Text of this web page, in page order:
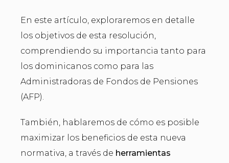
En este artículo, exploraremos en detalle
los objetivos de esta resolución,
comprendiendo su importancia tanto para
los dominicanos como para las
Administradoras de Fondos de Pensiones
(AFP).
También, hablaremos de cómo es posible
maximizar los beneficios de esta nueva
normativa, a través de herramientas